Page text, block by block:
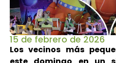
15 de febrero de 2026
Los vecinos más